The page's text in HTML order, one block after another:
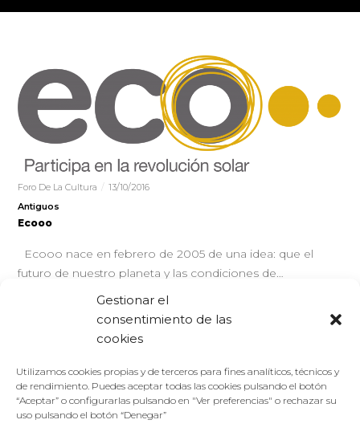
Gestionar el
consentimiento de las
cookies
Utilizamos cookies propias y de terceros para fines analíticos, técnicos y
de rendimiento. Puedes aceptar todas las cookies pulsando el botón
“Aceptar” o configurarlas pulsando en "Ver preferencias" o rechazar su
uso pulsando el botón “Denegar”
Foro De La Cultura
13/10/2016
Antiguos
Ecooo
Ecooo nace en febrero de 2005 de una idea: que el
futuro de nuestro planeta y las condiciones de…